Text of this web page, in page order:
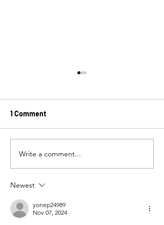
Shopify - Complete
commerce platform
1 Comment
Write a comment...
Newest
yonep24989
Nov 07, 2024